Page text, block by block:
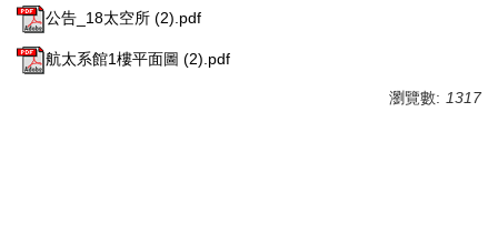
公告_18太空所 (2).pdf
航太系館1樓平面圖 (2).pdf
瀏覽數: 1317